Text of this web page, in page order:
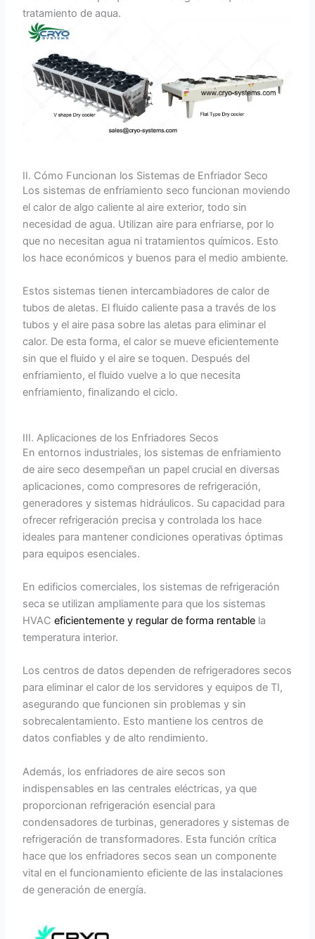
tratamiento de agua.
II. Cómo Funcionan los Sistemas de Enfriador Seco
Los sistemas de enfriamiento seco funcionan moviendo
el calor de algo caliente al aire exterior, todo sin
necesidad de agua. Utilizan aire para enfriarse, por lo
que no necesitan agua ni tratamientos químicos. Esto
los hace económicos y buenos para el medio ambiente.
Estos sistemas tienen intercambiadores de calor de
tubos de aletas. El fluido caliente pasa a través de los
tubos y el aire pasa sobre las aletas para eliminar el
calor. De esta forma, el calor se mueve eficientemente
sin que el fluido y el aire se toquen. Después del
enfriamiento, el fluido vuelve a lo que necesita
enfriamiento, finalizando el ciclo.
III. Aplicaciones de los Enfriadores Secos
En entornos industriales, los sistemas de enfriamiento
de aire seco desempeñan un papel crucial en diversas
aplicaciones, como compresores de refrigeración,
generadores y sistemas hidráulicos. Su capacidad para
ofrecer refrigeración precisa y controlada los hace
ideales para mantener condiciones operativas óptimas
para equipos esenciales.
En edificios comerciales, los sistemas de refrigeración
seca se utilizan ampliamente para que los sistemas
HVACeficientemente y regular de forma rentable la
temperatura interior.
Los centros de datos dependen de refrigeradores secos
para eliminar el calor de los servidores y equipos de TI,
asegurando que funcionen sin problemas y sin
sobrecalentamiento. Esto mantiene los centros de
datos confiables y de alto rendimiento.
Además, los enfriadores de aire secos son
indispensables en las centrales eléctricas, ya que
proporcionan refrigeración esencial para
condensadores de turbinas, generadores y sistemas de
refrigeración de transformadores. Esta función crítica
hace que los enfriadores secos sean un componente
vital en el funcionamiento eficiente de las instalaciones
de generación de energía.